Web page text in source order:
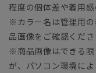
程度の個体差や着用
※カラー名は管理用
品画像をご確認くださ
※商品画像はできる
が、パソコン環境に